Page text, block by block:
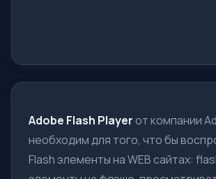
Adobe Flash Playerот компании
необходим для того, что бы
Flash элементы на WEB сайтах: